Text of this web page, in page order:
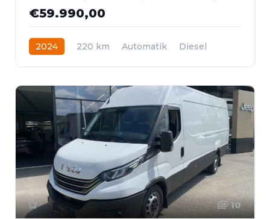
€59.990,00
2024 220 km Automatik
Diesel
10